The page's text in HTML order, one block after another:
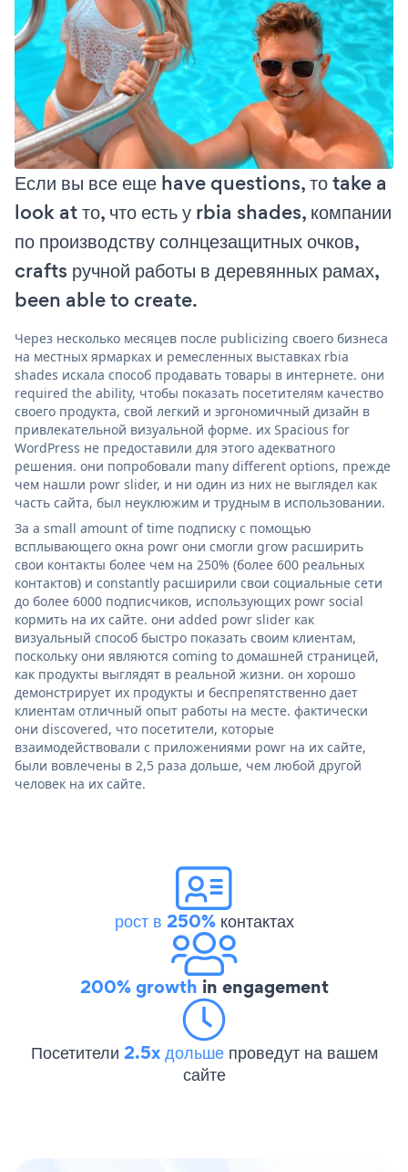
Если вы все еще have questions, то take a
look at то, что есть у rbia shades, компании
по производству солнцезащитных очков,
crafts ручной работы в деревянных рамах,
been able to create.
Через несколько месяцев после publicizing своего бизнеса
на местных ярмарках и ремесленных выставках rbia
shades искала способ продавать товары в интернете. они
required the ability, чтобы показать посетителям качество
своего продукта, свой легкий и эргономичный дизайн в
привлекательной визуальной форме. их Spacious for
WordPress не предоставили для этого адекватного
решения. они попробовали many different options, прежде
чем нашли powr slider, и ни один из них не выглядел как
часть сайта, был неуклюжим и трудным в использовании.
За a small amount of time подписку с помощью
всплывающего окна powr они смогли grow расширить
свои контакты более чем на 250% (более 600 реальных
контактов) и constantly расширили свои социальные сети
до более 6000 подписчиков, использующих powr social
кормить на их сайте. они added powr slider как
визуальный способ быстро показать своим клиентам,
поскольку они являются coming to домашней страницей,
как продукты выглядят в реальной жизни. он хорошо
демонстрирует их продукты и беспрепятственно дает
клиентам отличный опыт работы на месте. фактически
они discovered, что посетители, которые
взаимодействовали с приложениями powr на их сайте,
были вовлечены в 2,5 раза дольше, чем любой другой
человек на их сайте.
рост в 250%контактах
200% growth in engagement
Посетители 2.5x дольше проведут на вашем
сайте